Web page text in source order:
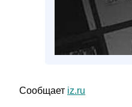
Сообщает iz.ru